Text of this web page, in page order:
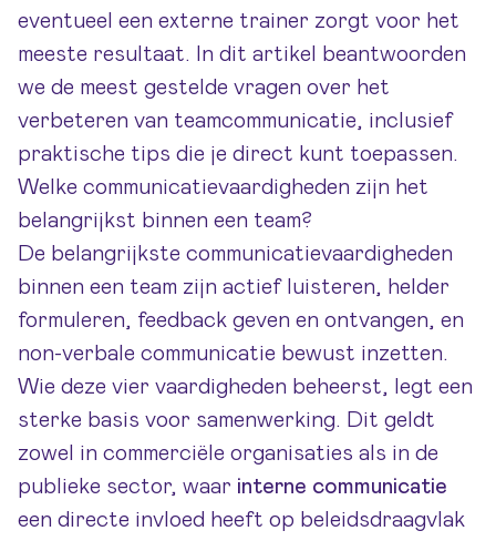
eventueel een externe trainer zorgt voor het
meeste resultaat. In dit artikel beantwoorden
we de meest gestelde vragen over het
verbeteren van teamcommunicatie, inclusief
praktische tips die je direct kunt toepassen.
Welke communicatievaardigheden zijn het
belangrijkst binnen een team?
De belangrijkste communicatievaardigheden
binnen een team zijn actief luisteren, helder
formuleren, feedback geven en ontvangen, en
non-verbale communicatie bewust inzetten.
Wie deze vier vaardigheden beheerst, legt een
sterke basis voor samenwerking. Dit geldt
zowel in commerciële organisaties als in de
publieke sector, waar interne communicatie
een directe invloed heeft op beleidsdraagvlak